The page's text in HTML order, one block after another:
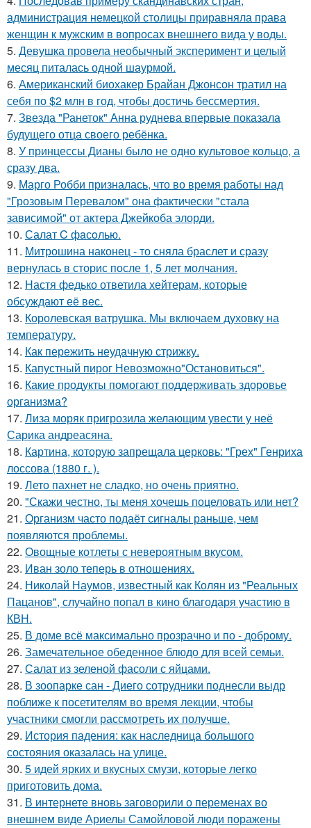
администрация немецкой столицы приравняла права
женщин к мужским в вопросах внешнего вида у воды.
5. Девушка провела необычный эксперимент и целый
месяц питалась одной шаурмой.
6. Американский биохакер Брайан Джонсон тратил на
себя по $2 млн в год, чтобы достичь бессмертия.
7. Звезда "Ранеток" Анна руднева впервые показала
будущего отца своего ребёнка.
8. У принцессы Дианы было не одно культовое кольцо, а
сразу два.
9. Марго Робби призналась, что во время работы над
"Грозовым Перевалом" она фактически "стала
зависимой" от актера Джейкоба элорди.
10. Салат C фaсoлью.
11. Митрошина наконец - то сняла браслет и сразу
вернулась в сторис после 1, 5 лет молчания.
12. Настя федько ответила хейтерам, которые
обсуждают её вес.
13. Королевская ватрушка. Мы включаем духовку на
температуру.
14. Как пережить неудачную стрижку.
15. Капустный пирог Невозможно"Остановиться".
16. Какие продукты помогают поддерживать здоровье
организма?
17. Лиза моряк пригрозила желающим увести у неё
Сарика андреасяна.
18. Картина, которую запрещала церковь: "Грех" Генриха
лоссова (1880 г. ).
19. Лето пахнет не сладко, но очень приятно.
20. "Скажи честно, ты меня хочешь поцеловать или нет?
21. Организм часто подаёт сигналы раньше, чем
появляются проблемы.
22. Овощные котлеты с невероятным вкусом.
23. Иван золо теперь в отношениях.
24. Николай Наумов, известный как Колян из "Реальных
Пацанов", случайно попал в кино благодаря участию в
КВН.
25. В доме всё максимально прозрачно и по - доброму.
26. Замечательное обеденное блюдо для всей семьи.
27. Салат из зеленой фасоли с яйцами.
28. В зоопарке сан - Диего сотрудники поднесли выдр
поближе к посетителям во время лекции, чтобы
участники смогли рассмотреть их получше.
29. История падения: как наследница большого
состояния оказалась на улице.
30. 5 идей ярких и вкусных смузи, которые легко
приготовить дома.
31. В интернете вновь заговорили о переменах во
внешнем виде Ариелы Самойловой люди поражены